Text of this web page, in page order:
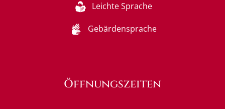
Leichte Sprache
Gebärdensprache
Öffnungszeiten